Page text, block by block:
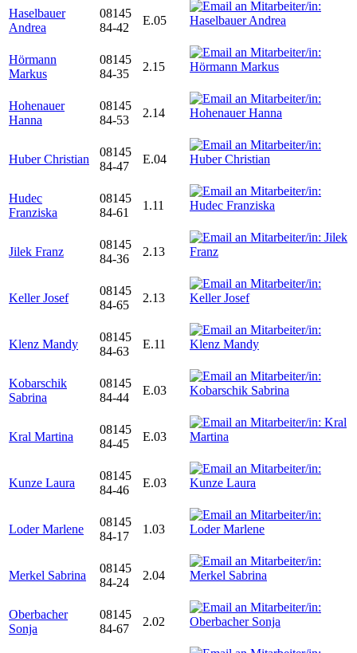
Haselbauer
Andrea
08145
84-42
E.05
Hörmann
Markus
08145
84-35
2.15
Hohenauer
Hanna
08145
84-53
2.14
Huber Christian
08145
84-47
E.04
Hudec
Franziska
08145
84-61
1.11
Jilek Franz
08145
84-36
2.13
Keller Josef
08145
84-65
2.13
Klenz Mandy
08145
84-63
E.11
Kobarschik
Sabrina
08145
84-44
E.03
Kral Martina
08145
84-45
E.03
Kunze Laura
08145
84-46
E.03
Loder Marlene
08145
84-17
1.03
Merkel Sabrina
08145
84-24
2.04
Oberbacher
Sonja
08145
84-67
2.02